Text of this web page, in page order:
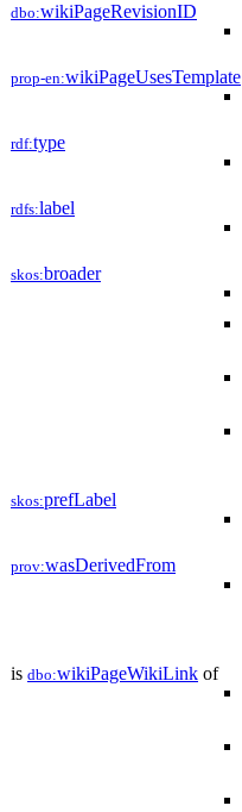
dbo:wikiPageRevisionID
prop-en:wikiPageUsesTemplate
rdf:type
rdfs:label
skos:broader
skos:prefLabel
prov:wasDerivedFrom
is dbo:wikiPageWikiLink of